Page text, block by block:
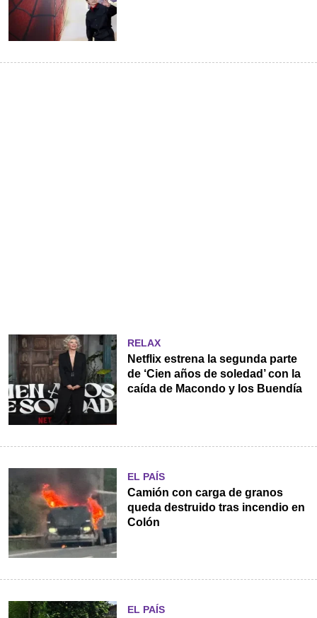
RELAX
Netflix estrena la segunda parte
de ‘Cien años de soledad’ con la
caída de Macondo y los Buendía
EL PAÍS
Camión con carga de granos
queda destruido tras incendio en
Colón
EL PAÍS